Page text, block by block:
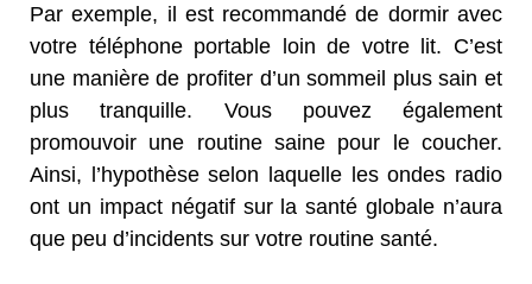
Par exemple, il est recommandé de dormir avec
votre téléphone portable loin de votre lit. C’est
une manière de profiter d’un sommeil plus sain et
plus tranquille. Vous pouvez également
promouvoir une routine saine pour le coucher.
Ainsi, l’hypothèse selon laquelle les ondes radio
ont un impact négatif sur la santé globale n’aura
que peu d’incidents sur votre routine santé.